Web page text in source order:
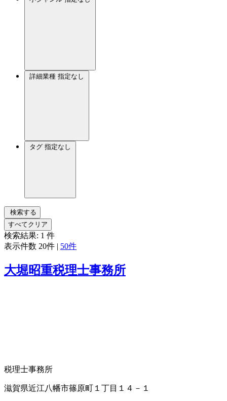
詳細業種 指定なし
タグ 指定なし
検索する
すべてクリア
検索結果: 1 件
表示件数 20件 | 50件
大堀昭重税理士事務所
税理士事務所
滋賀県近江八幡市篠原町１丁目１４－１